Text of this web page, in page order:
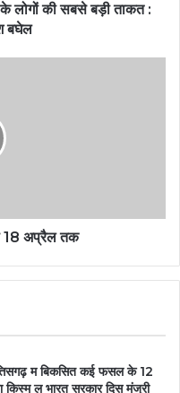
के लोगों की सबसे बड़ी ताकत :
बघेल
18 अप्रैल तक
म बिकसित कई फसल के 12
किस्म ल भारत सरकार दिस मंजुरी